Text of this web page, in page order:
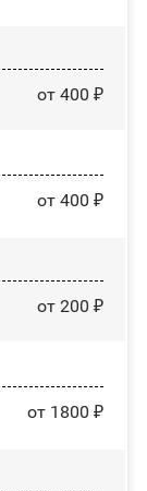
от 400 ₽
от 400 ₽
от 200 ₽
от 1800 ₽